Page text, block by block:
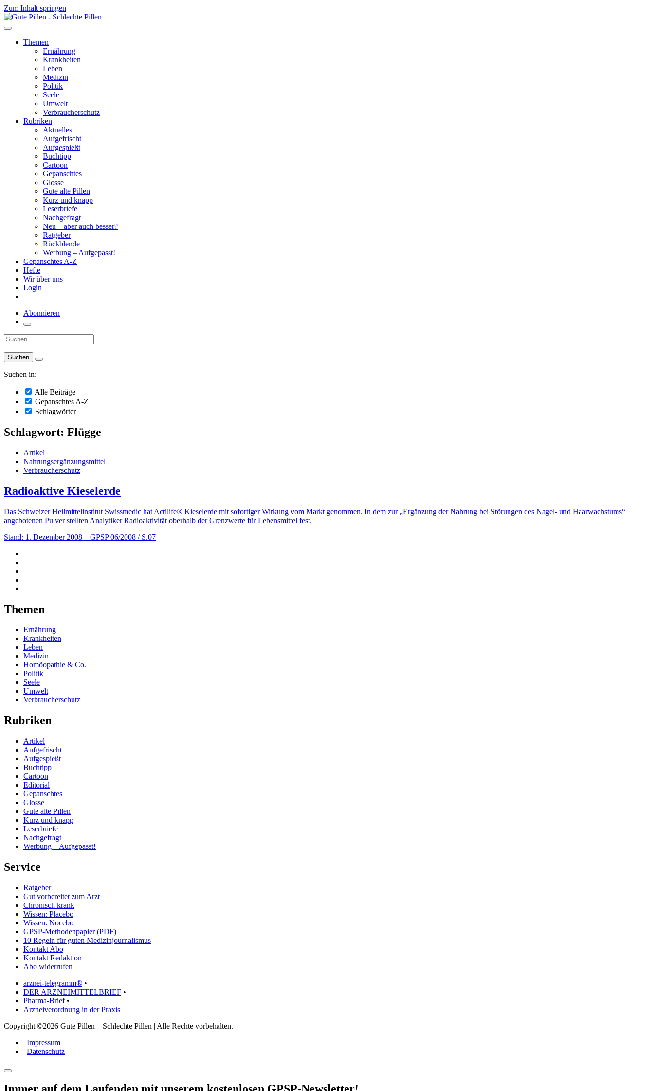
Zum Inhalt springen
Themen
Ernährung
Krankheiten
Leben
Medizin
Politik
Seele
Umwelt
Verbraucherschutz
Rubriken
Aktuelles
Aufgefrischt
Aufgespießt
Buchtipp
Cartoon
Gepanschtes
Glosse
Gute alte Pillen
Kurz und knapp
Leserbriefe
Nachgefragt
Neu – aber auch besser?
Ratgeber
Rückblende
Werbung – Aufgepasst!
Gepanschtes A-Z
Hefte
Wir über uns
Login
Abonnieren
Suche:
Suchen in:
Alle Beiträge
Gepanschtes A-Z
Schlagwörter
Schlagwort: Flügge
Artikel
Nahrungsergänzungsmittel
Verbraucherschutz
Radioaktive Kieselerde
Das Schweizer Heilmittelinstitut Swissmedic hat Actilife® Kieselerde mit sofortiger Wirkung vom Markt genommen. In dem zur „Ergänzung der Nahrung bei Störungen des Nagel- und Haarwachstums“
angebotenen Pulver stellten Analytiker Radioaktivität oberhalb der Grenzwerte für Lebensmittel fest.
Stand: 1. Dezember 2008 – GPSP 06/2008 / S.07
Themen
Ernährung
Krankheiten
Leben
Medizin
Homöopathie & Co.
Politik
Seele
Umwelt
Verbraucherschutz
Rubriken
Artikel
Aufgefrischt
Aufgespießt
Buchtipp
Cartoon
Editorial
Gepanschtes
Glosse
Gute alte Pillen
Kurz und knapp
Leserbriefe
Nachgefragt
Werbung – Aufgepasst!
Service
Ratgeber
Gut vorbereitet zum Arzt
Chronisch krank
Wissen: Placebo
Wissen: Nocebo
GPSP-Methodenpapier (PDF)
10 Regeln für guten Medizinjournalismus
Kontakt Abo
Kontakt Redaktion
Abo widerrufen
arznei-telegramm® •
DER ARZNEIMITTELBRIEF •
Pharma-Brief•
Arzneiverordnung in der Praxis
Copyright ©2026 Gute Pillen – Schlechte Pillen | Alle Rechte vorbehalten.
| Impressum
| Datenschutz